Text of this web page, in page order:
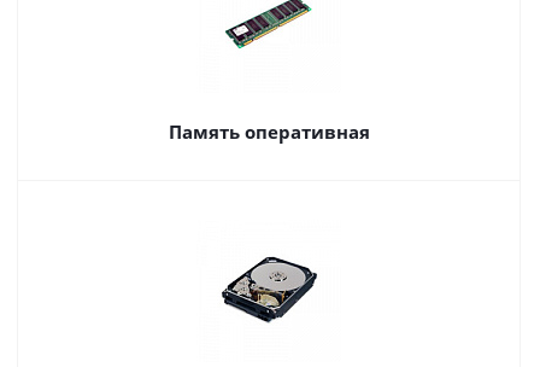
Память оперативная